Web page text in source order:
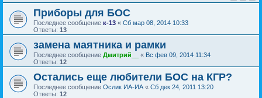
Приборы для БОС
Последнее сообщение к-13 « Сб мар 08, 2014 10:33
Ответы: 13
замена маятника и рамки
Последнее сообщение Дмитрий__ « Вс фев 09, 2014 11:34
Ответы: 12
Остались еще любители БОС на КГР?
Последнее сообщение Ослик ИА-ИА « Сб дек 24, 2011 13:20
Ответы: 12